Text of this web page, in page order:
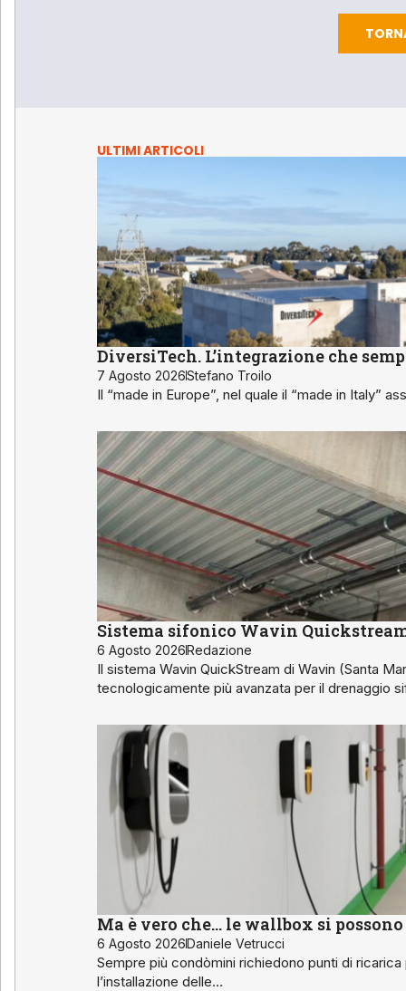
ULTIMI ARTICOLI
DiversiTech. L’integrazione che
7 Agosto 2026Stefano Troilo
Il “made in Europe”, nel quale il “made in Italy”
Sistema sifonico Wavin
6 Agosto 2026Redazione
Il sistema Wavin QuickStream di Wavin (Santa
tecnologicamente più avanzata per il drenaggio
Ma è vero che… le wallbox si
6 Agosto 2026Daniele Vetrucci
Sempre più condòmini richiedono punti di
l’installazione delle…